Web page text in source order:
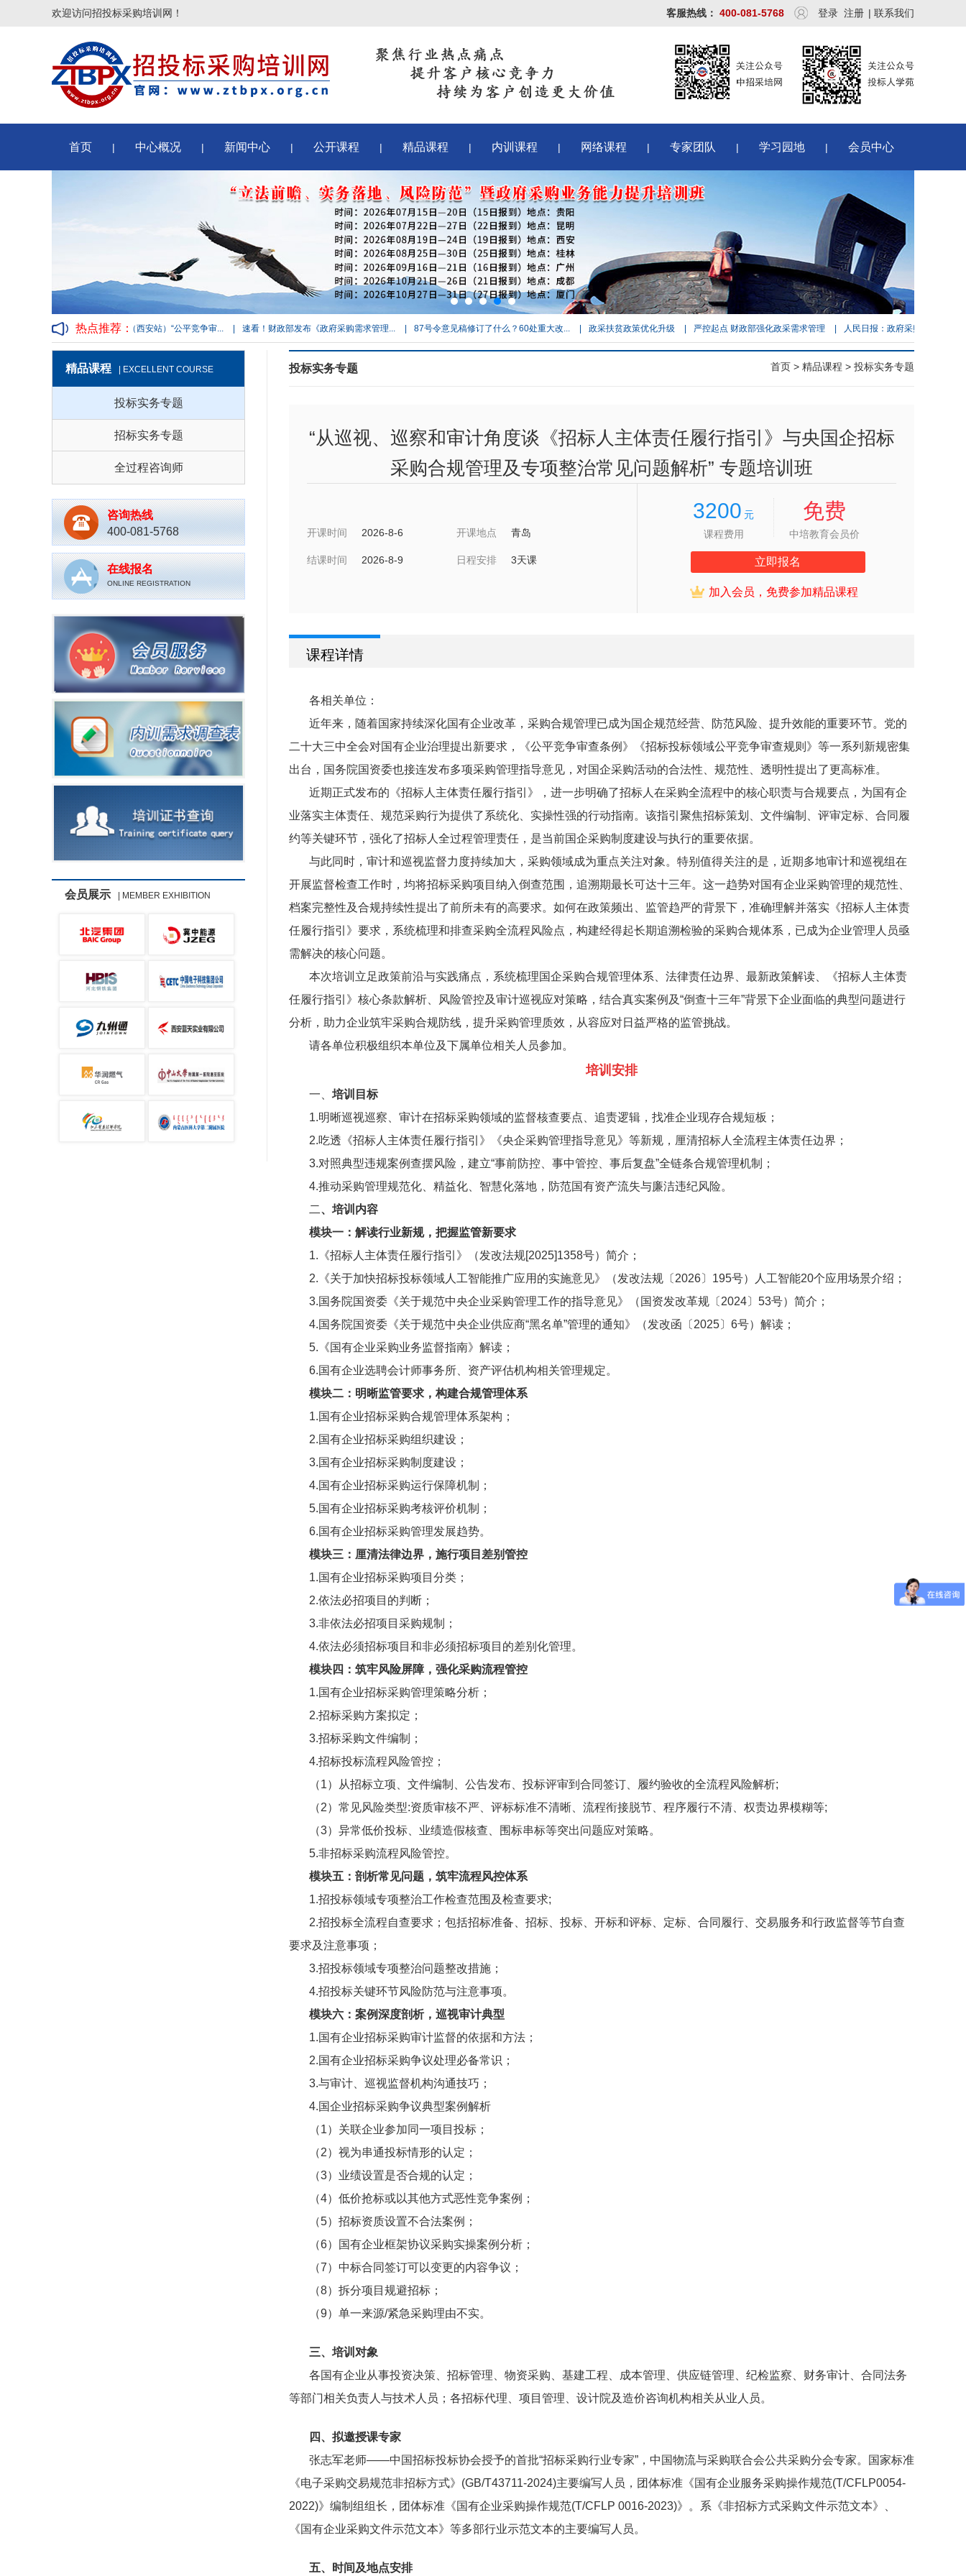
欢迎访问招投标采购培训网！ 客服热线： 400-081-5768 登录 注册 | 联系我们
首页 | 中心概况 | 新闻中心 | 公开课程 | 精品课程 | 内训课程 | 网络课程 | 专家团队 | 学习园地 | 会员中心
热点推荐：
【公开课程】（西安站）“公平竞争审... | 速看！财政部发布《政府采购需求管理... | 87号令意见稿修订了什么？60处重大改... | 政采扶贫政策优化升级 | 严控起点 财政部强化政采需求管理 | 人民日报：政府采购 多方共赢
精品课程 | EXCELLENT COURSE
投标实务专题
招标实务专题
全过程咨询师
咨询热线
400-081-5768
在线报名
ONLINE REGISTRATION
会员展示 | MEMBER EXHIBITION
投标实务专题 首页 > 精品课程 > 投标实务专题
“从巡视、巡察和审计角度谈《招标人主体责任履行指引》与央国企招标
采购合规管理及专项整治常见问题解析” 专题培训班
开课时间 2026-8-6 开课地点 青岛
结课时间 2026-8-9 日程安排 3天课
3200 元
课程费用
免费
中培教育会员价
立即报名
加入会员，免费参加精品课程
课程详情
各相关单位：
近年来，随着国家持续深化国有企业改革，采购合规管理已成为国企规范经营、防范风险、提升效能的重要环节。党的
二十大三中全会对国有企业治理提出新要求，《公平竞争审查条例》《招标投标领域公平竞争审查规则》等一系列新规密集
出台，国务院国资委也接连发布多项采购管理指导意见，对国企采购活动的合法性、规范性、透明性提出了更高标准。
近期正式发布的《招标人主体责任履行指引》，进一步明确了招标人在采购全流程中的核心职责与合规要点，为国有企
业落实主体责任、规范采购行为提供了系统化、实操性强的行动指南。该指引聚焦招标策划、文件编制、评审定标、合同履
约等关键环节，强化了招标人全过程管理责任，是当前国企采购制度建设与执行的重要依据。
与此同时，审计和巡视监督力度持续加大，采购领域成为重点关注对象。特别值得关注的是，近期多地审计和巡视组在
开展监督检查工作时，均将招标采购项目纳入倒查范围，追溯期最长可达十三年。这一趋势对国有企业采购管理的规范性、
档案完整性及合规持续性提出了前所未有的高要求。如何在政策频出、监管趋严的背景下，准确理解并落实《招标人主体责
任履行指引》要求，系统梳理和排查采购全流程风险点，构建经得起长期追溯检验的采购合规体系，已成为企业管理人员亟
需解决的核心问题。
本次培训立足政策前沿与实践痛点，系统梳理国企采购合规管理体系、法律责任边界、最新政策解读、《招标人主体责
任履行指引》核心条款解析、风险管控及审计巡视应对策略，结合真实案例及“倒查十三年”背景下企业面临的典型问题进行
分析，助力企业筑牢采购合规防线，提升采购管理质效，从容应对日益严格的监管挑战。
请各单位积极组织本单位及下属单位相关人员参加。
培训安排
一、 培训目标
1.明晰巡视巡察、审计在招标采购领域的监督核查要点、追责逻辑，找准企业现存合规短板；
2.吃透《招标人主体责任履行指引》《央企采购管理指导意见》等新规，厘清招标人全流程主体责任边界；
3.对照典型违规案例查摆风险，建立“事前防控、事中管控、事后复盘”全链条合规管理机制；
4.推动采购管理规范化、精益化、智慧化落地，防范国有资产流失与廉洁违纪风险。
二、培训内容
模块一：解读行业新规，把握监管新要求
1.《招标人主体责任履行指引》（发改法规[2025]1358号）简介；
2.《关于加快招标投标领域人工智能推广应用的实施意见》（发改法规〔2026〕195号）人工智能20个应用场景介绍；
3.国务院国资委《关于规范中央企业采购管理工作的指导意见》（国资发改革规〔2024〕53号）简介；
4.国务院国资委《关于规范中央企业供应商“黑名单”管理的通知》（发改函〔2025〕6号）解读；
5.《国有企业采购业务监督指南》解读；
6.国有企业选聘会计师事务所、资产评估机构相关管理规定。
模块二：明晰监管要求，构建合规管理体系
1.国有企业招标采购合规管理体系架构；
2.国有企业招标采购组织建设；
3.国有企业招标采购制度建设；
4.国有企业招标采购运行保障机制；
5.国有企业招标采购考核评价机制；
6.国有企业招标采购管理发展趋势。
模块三：厘清法律边界，施行项目差别管控
1.国有企业招标采购项目分类；
2.依法必招项目的判断；
3.非依法必招项目采购规制；
4.依法必须招标项目和非必须招标项目的差别化管理。
模块四：筑牢风险屏障，强化采购流程管控
1.国有企业招标采购管理策略分析；
2.招标采购方案拟定；
3.招标采购文件编制；
4.招标投标流程风险管控；
（1）从招标立项、文件编制、公告发布、投标评审到合同签订、履约验收的全流程风险解析;
（2）常见风险类型:资质审核不严、评标标准不清晰、流程衔接脱节、程序履行不清、权责边界模糊等;
（3）异常低价投标、业绩造假核查、围标串标等突出问题应对策略。
5.非招标采购流程风险管控。
模块五：剖析常见问题，筑牢流程风控体系
1.招投标领域专项整治工作检查范围及检查要求;
2.招投标全流程自查要求；包括招标准备、招标、投标、开标和评标、定标、合同履行、交易服务和行政监督等节自查
要求及注意事项；
3.招投标领域专项整治问题整改措施；
4.招投标关键环节风险防范与注意事项。
模块六：案例深度剖析，巡视审计典型
1.国有企业招标采购审计监督的依据和方法；
2.国有企业招标采购争议处理必备常识；
3.与审计、巡视监督机构沟通技巧；
4.国企业招标采购争议典型案例解析
（1）关联企业参加同一项目投标；
（2）视为串通投标情形的认定；
（3）业绩设置是否合规的认定；
（4）低价抢标或以其他方式恶性竞争案例；
（5）招标资质设置不合法案例；
（6）国有企业框架协议采购实操案例分析；
（7）中标合同签订可以变更的内容争议；
（8）拆分项目规避招标；
（9）单一来源/紧急采购理由不实。
三、培训对象
各国有企业从事投资决策、招标管理、物资采购、基建工程、成本管理、供应链管理、纪检监察、财务审计、合同法务
等部门相关负责人与技术人员；各招标代理、项目管理、设计院及造价咨询机构相关从业人员。
四、拟邀授课专家
张志军老师——中国招标投标协会授予的首批“招标采购行业专家”，中国物流与采购联合会公共采购分会专家。国家标准
《电子采购交易规范非招标方式》(GB/T43711-2024)主要编写人员，团体标准《国有企业服务采购操作规范(T/CFLP0054-
2022)》编制组组长，团体标准《国有企业采购操作规范(T/CFLP 0016-2023)》。系《非招标方式采购文件示范文本》、
《国有企业采购文件示范文本》等多部行业示范文本的主要编写人员。
五、时间及地点安排